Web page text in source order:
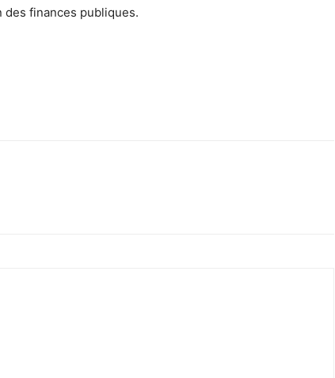
finances publiques.